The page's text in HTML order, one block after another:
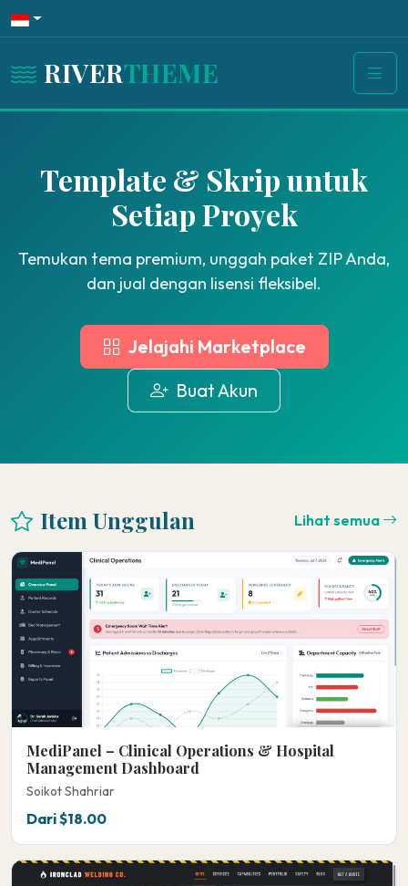
RIVERTHEME
Template & Skrip untuk
Setiap Proyek
Temukan tema premium, unggah paket ZIP Anda,
dan jual dengan lisensi fleksibel.
Jelajahi Marketplace
Buat Akun
Item Unggulan Lihat semua
MediPanel – Clinical Operations & Hospital
Management Dashboard
Soikot Shahriar
Dari $18.00